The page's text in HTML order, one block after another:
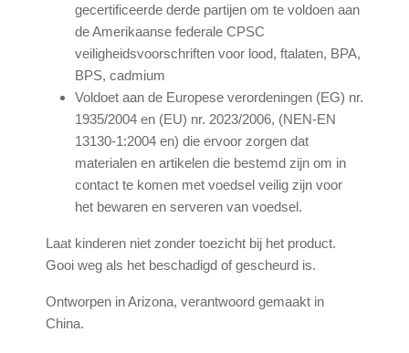
gecertificeerde derde partijen om te voldoen aan
de Amerikaanse federale CPSC
veiligheidsvoorschriften voor lood, ftalaten, BPA,
BPS, cadmium
Voldoet aan de Europese verordeningen (EG) nr.
1935/2004 en (EU) nr. 2023/2006, (NEN-EN
13130-1:2004 en) die ervoor zorgen dat
materialen en artikelen die bestemd zijn om in
contact te komen met voedsel veilig zijn voor
het bewaren en serveren van voedsel.
Laat kinderen niet zonder toezicht bij het product.
Gooi weg als het beschadigd of gescheurd is.
Ontworpen in Arizona, verantwoord gemaakt in
China.